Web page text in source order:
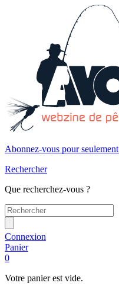
Abonnez-vous pour seulement
Rechercher
Que recherchez-vous ?
Connexion
Panier
0
Votre panier est vide.